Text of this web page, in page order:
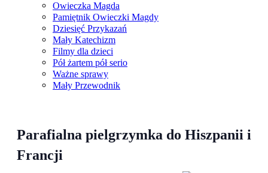
Owieczka Magda
Pamiętnik Owieczki Magdy
Dziesięć Przykazań
Mały Katechizm
Filmy dla dzieci
Pół żartem pół serio
Ważne sprawy
Mały Przewodnik
Parafialna pielgrzymka do Hiszpanii i
Francji